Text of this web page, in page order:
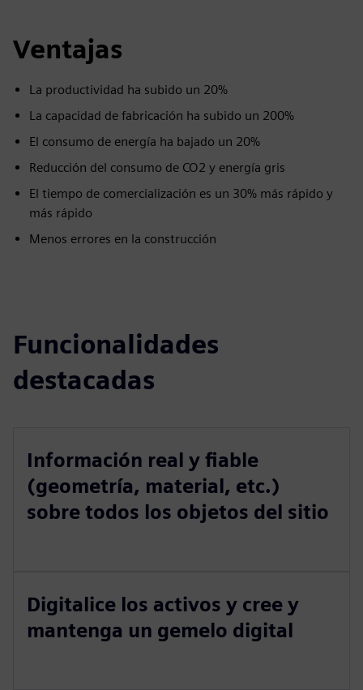
Ventajas
La productividad ha subido un 20%
La capacidad de fabricación ha subido un 200%
El consumo de energía ha bajado un 20%
Reducción del consumo de CO2 y energía gris
El tiempo de comercialización es un 30% más rápido y
más rápido
Menos errores en la construcción
Funcionalidades
destacadas
Información real y fiable
(geometría, material, etc.)
sobre todos los objetos del sitio
Digitalice los activos y cree y
mantenga un gemelo digital